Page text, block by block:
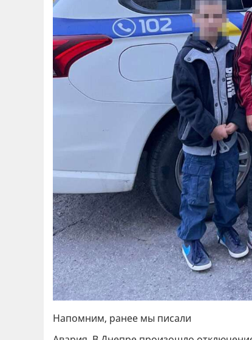
Напомним, ранее мы писали